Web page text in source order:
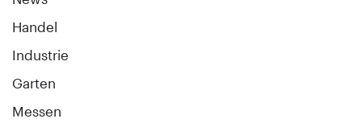
Handel
Industrie
Garten
Messen